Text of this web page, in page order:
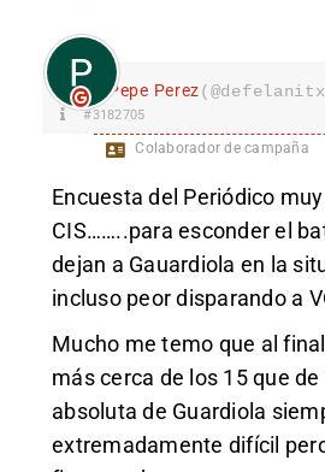
Pepe Perez
#3182705
Colaborador de campaña
Encuesta del Periódico
CIS……..para esconder el
dejan a Gauardiola en la
incluso peor disparando a
Mucho me temo que al
más cerca de los 15 que de
absoluta de Guardiola
extremadamente difícil